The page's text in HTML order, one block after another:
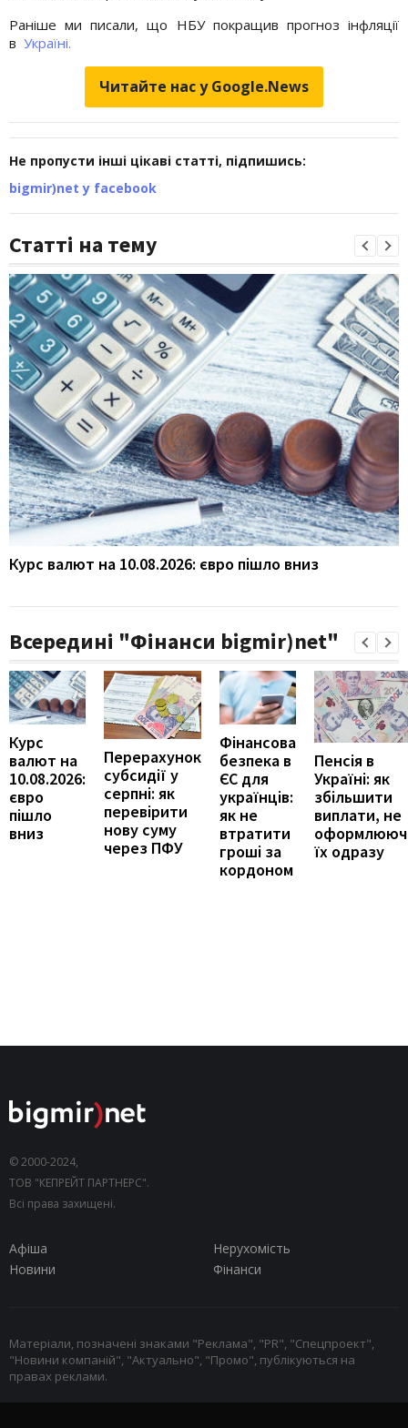
Раніше ми писали, що НБУ покращив прогноз інфляції
в Україні.
Читайте нас у Google.News
Не пропусти інші цікаві статті, підпишись:
bigmir)net у facebook
Статті на тему
Курс валют на 10.08.2026: євро пішло вниз
Всередині "Фінанси bigmir)net"
Курс
валют на
10.08.2026:
євро
пішло
вниз
Перерахунок
субсидії у
серпні: як
перевірити
нову суму
через ПФУ
Фінансова
безпека в
ЄС для
українців:
як не
втратити
гроші за
кордоном
Пенсія в
Україні: як
збільшити
виплати, не
їх одразу
© 2000-2024,
ТОВ "КЕПРЕЙТ ПАРТНЕРС".
Всі права захищені.
Афіша
Нерухомість
Новини
Фінанси
Матеріали, позначені знаками "Реклама", "PR", "Спецпроект",
"Новини компаній", "Актуально", "Промо", публікуються на
правах реклами.